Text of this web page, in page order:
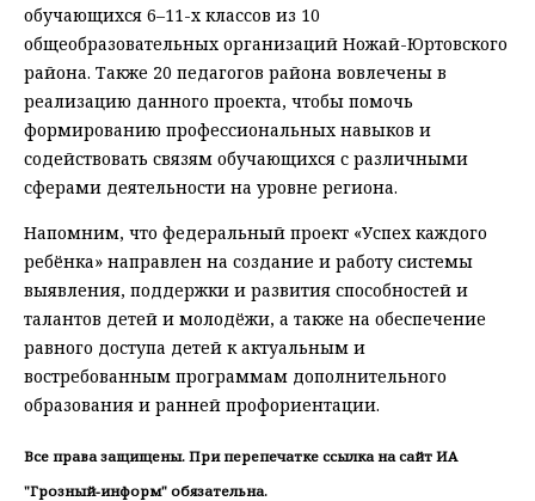
обучающихся 6–11-х классов из 10
общеобразовательных организаций Ножай-Юртовского
района. Также 20 педагогов района вовлечены в
реализацию данного проекта, чтобы помочь
формированию профессиональных навыков и
содействовать связям обучающихся с различными
сферами деятельности на уровне региона.
Напомним, что федеральный проект «Успех каждого
ребёнка» направлен на создание и работу системы
выявления, поддержки и развития способностей и
талантов детей и молодёжи, а также на обеспечение
равного доступа детей к актуальным и
востребованным программам дополнительного
образования и ранней профориентации.
Все права защищены. При перепечатке ссылка на сайт ИА
"Грозный-информ" обязательна.